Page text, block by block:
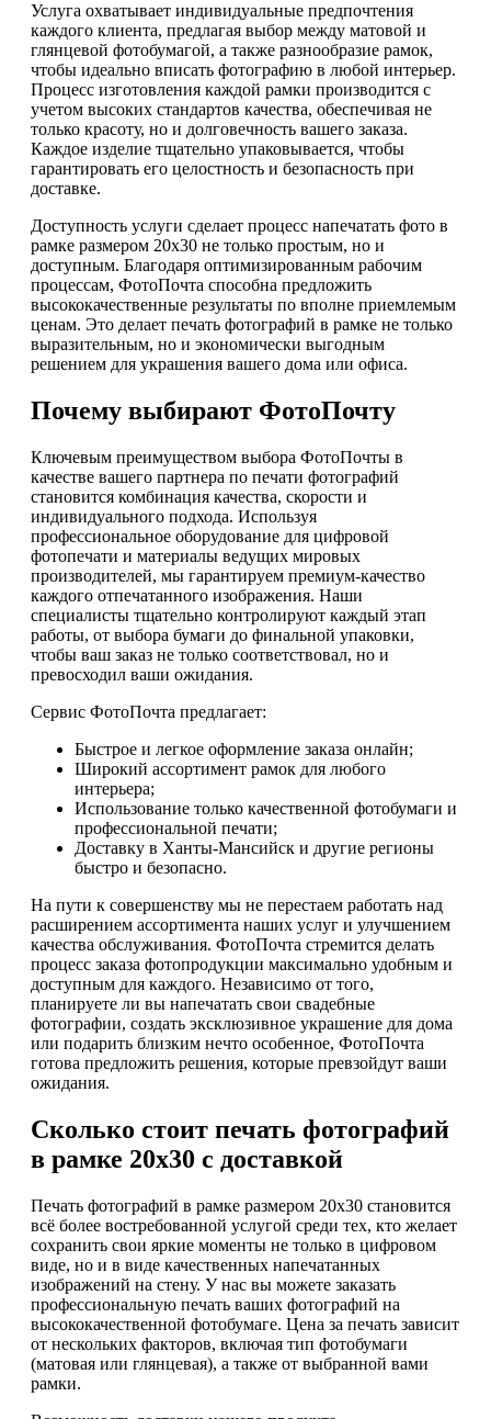
Услуга охватывает индивидуальные предпочтения
каждого клиента, предлагая выбор между матовой и
глянцевой фотобумагой, а также разнообразие рамок,
чтобы идеально вписать фотографию в любой интерьер.
Процесс изготовления каждой рамки производится с
учетом высоких стандартов качества, обеспечивая не
только красоту, но и долговечность вашего заказа.
Каждое изделие тщательно упаковывается, чтобы
гарантировать его целостность и безопасность при
доставке.
Доступность услуги сделает процесс напечатать фото в
рамке размером 20х30 не только простым, но и
доступным. Благодаря оптимизированным рабочим
процессам, ФотоПочта способна предложить
высококачественные результаты по вполне приемлемым
ценам. Это делает печать фотографий в рамке не только
выразительным, но и экономически выгодным
решением для украшения вашего дома или офиса.
Почему выбирают ФотоПочту
Ключевым преимуществом выбора ФотоПочты в
качестве вашего партнера по печати фотографий
становится комбинация качества, скорости и
индивидуального подхода. Используя
профессиональное оборудование для цифровой
фотопечати и материалы ведущих мировых
производителей, мы гарантируем премиум-качество
каждого отпечатанного изображения. Наши
специалисты тщательно контролируют каждый этап
работы, от выбора бумаги до финальной упаковки,
чтобы ваш заказ не только соответствовал, но и
превосходил ваши ожидания.
Сервис ФотоПочта предлагает:
Быстрое и легкое оформление заказа онлайн;
Широкий ассортимент рамок для любого
интерьера;
Использование только качественной фотобумаги и
профессиональной печати;
Доставку в Ханты-Мансийск и другие регионы
быстро и безопасно.
На пути к совершенству мы не перестаем работать над
расширением ассортимента наших услуг и улучшением
качества обслуживания. ФотоПочта стремится делать
процесс заказа фотопродукции максимально удобным и
доступным для каждого. Независимо от того,
планируете ли вы напечатать свои свадебные
фотографии, создать эксклюзивное украшение для дома
или подарить близким нечто особенное, ФотоПочта
готова предложить решения, которые превзойдут ваши
ожидания.
Сколько стоит печать фотографий
в рамке 20х30 с доставкой
Печать фотографий в рамке размером 20х30 становится
всё более востребованной услугой среди тех, кто желает
сохранить свои яркие моменты не только в цифровом
виде, но и в виде качественных напечатанных
изображений на стену. У нас вы можете заказать
профессиональную печать ваших фотографий на
высококачественной фотобумаге. Цена за печать зависит
от нескольких факторов, включая тип фотобумаги
(матовая или глянцевая), а также от выбранной вами
рамки.